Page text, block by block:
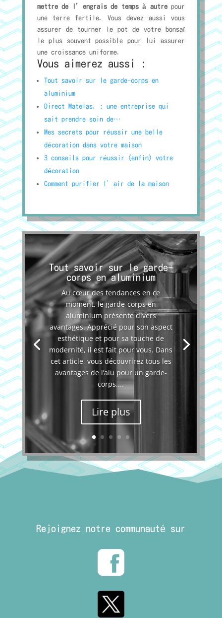
mettre de l’engrais de temps à autrepour
une terre fertile. Vous devez aussi vous
assurer de tourner le pot de votre bonsaï
le plus souvent possible pour lui assurer
une croissance uniforme.
Vous aimerez aussi :
Tout savoir sur le garde-corps en
aluminium
Direct Matelas. : une entreprise qui
sait prendre soin de…
Mes secrets pour réussir une belle
décoration dans votre maison
3 conseils pour réussir (enfin) votre
décoration
Comment purifier l’air de la maison
Tout savoir sur le garde-
corps en aluminium
Au cœur des tendances en ce
moment, le garde-corps en
aluminium présente divers
avantages. Apprécié pour son aspect
esthétique et pour sa touche de
modernité, il est fait pour vous. Dans
cet article, vous découvrirez tous les
avantages de l’alu pour un garde-
corps....
Lire plus
Rejoignez notre communauté sur